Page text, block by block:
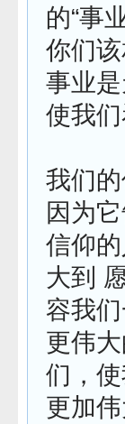
的“事
你们
事业
使我
我们
因为
信仰
大到
容我
更伟
们，
更加